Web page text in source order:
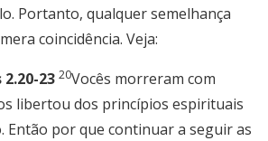
Portanto, qualquer semelhança
coincidência. Veja:
23 20Vocês morreram com
libertou dos princípios espirituais
Então por que continuar a seguir as